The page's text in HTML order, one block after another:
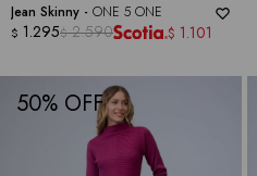
Jean Skinny - ONE 5 ONE
$ 1.295$ 2.590 $ 1.101
50